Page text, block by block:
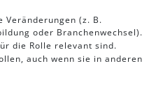
(z. B.
oder Branchenwechsel).
die Rolle relevant sind.
auch wenn sie in anderen